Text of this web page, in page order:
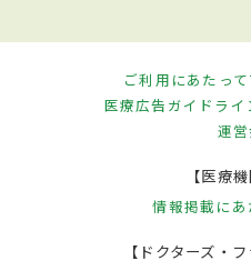
ご利用にあたって
医療広告ガイドライ
運
【医療
情報掲載にあ
【ドクターズ・